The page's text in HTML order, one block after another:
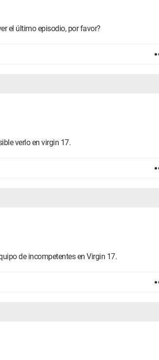
el último episodio, por favor?
verlo en virgin 17.
de incompetentes en Virgin 17.